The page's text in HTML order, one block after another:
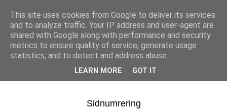
Bagerskan
tisdag 14 januari 2014
Blogg-nyheter!
Sidnumrering
This site uses cookies from Google to deliver its services
and to analyze traffic. Your IP address and user-agent are
shared with Google along with performance and security
metrics to ensure quality of service, generate usage
statistics, and to detect and address abuse.
LEARN MORE GOT IT